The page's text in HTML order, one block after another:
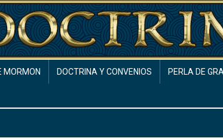
MORMON DOCTRINA Y CONVENIOS PERLA DE